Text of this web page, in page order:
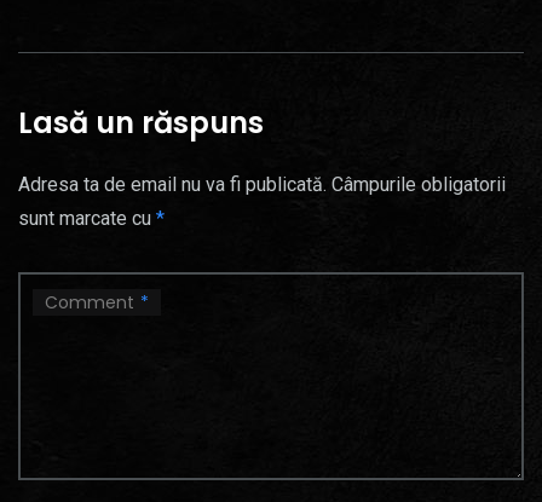
Lasă un răspuns
Adresa ta de email nu va fi publicată. Câmpurile obligatorii
sunt marcate cu *
Comment *